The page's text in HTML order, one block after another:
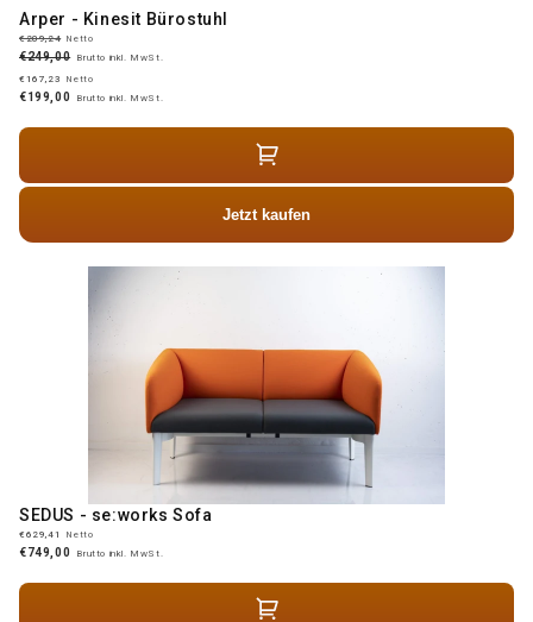
Arper - Kinesit Bürostuhl
€209,24 Netto
€249,00 Brutto inkl. MwSt.
€167,23
Netto
€199,00 Brutto inkl. MwSt.
Jetzt kaufen
SEDUS - se:works Sofa
€629,41 Netto
€749,00 Brutto inkl. MwSt.